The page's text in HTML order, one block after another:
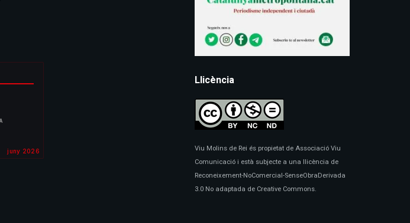
Llicència
Viu Molins de Rei és propietat de Associació Viu
Comunicació i està subjecte a una llicència de
Reconeixement-NoComercial-SenseObraDerivada
3.0 No adaptada de Creative Commons.